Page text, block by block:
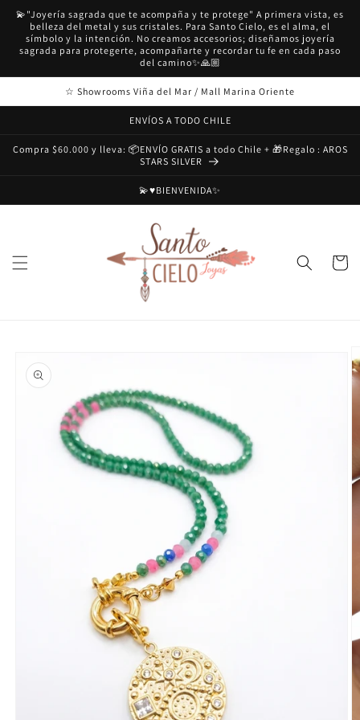
directamente
al contenido
💫"Joyería sagrada que te acompaña y te protege" A primera vista, es
belleza del metal y sus cristales. Para Santo Cielo, es el alma, el
símbolo y la intención. No creamos accesorios; diseñamos joyería
sagrada para protegerte, acompañarte y recordar tu fe en cada paso
del camino✨🙏🏼
☆ Showrooms Viña del Mar / Mall Marina Oriente
ENVÍOS A TODO CHILE
Compra $60.000 y lleva: 📦ENVÍO GRATIS a todo Chile + 🎁Regalo : AROS
STARS SILVER
💫♥️BIENVENIDA✨
Carrito
información
del producto